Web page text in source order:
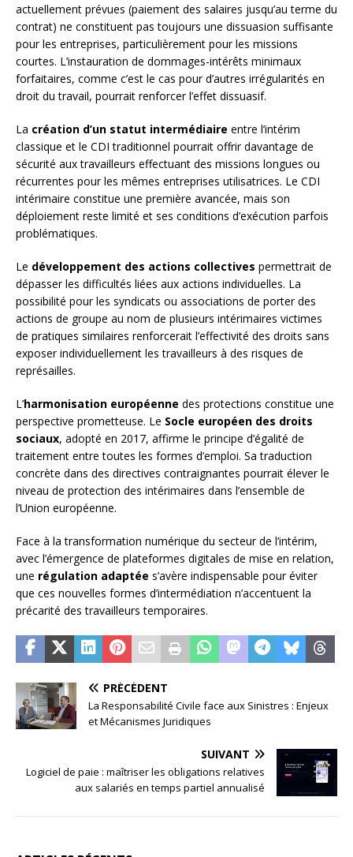
actuellement prévues (paiement des salaires jusqu’au terme du
contrat) ne constituent pas toujours une dissuasion suffisante
pour les entreprises, particulièrement pour les missions
courtes. L’instauration de dommages-intérêts minimaux
forfaitaires, comme c’est le cas pour d’autres irrégularités en
droit du travail, pourrait renforcer l’effet dissuasif.
La création d’un statut intermédiaire entre l’intérim
classique et le CDI traditionnel pourrait offrir davantage de
sécurité aux travailleurs effectuant des missions longues ou
récurrentes pour les mêmes entreprises utilisatrices. Le CDI
intérimaire constitue une première avancée, mais son
déploiement reste limité et ses conditions d’exécution parfois
problématiques.
Le développement des actions collectives permettrait de
dépasser les difficultés liées aux actions individuelles. La
possibilité pour les syndicats ou associations de porter des
actions de groupe au nom de plusieurs intérimaires victimes
de pratiques similaires renforcerait l’effectivité des droits sans
exposer individuellement les travailleurs à des risques de
représailles.
L’harmonisation européenne des protections constitue une
perspective prometteuse. Le Socle européen des droits
sociaux, adopté en 2017, affirme le principe d’égalité de
traitement entre toutes les formes d’emploi. Sa traduction
concrète dans des directives contraignantes pourrait élever le
niveau de protection des intérimaires dans l’ensemble de
l’Union européenne.
Face à la transformation numérique du secteur de l’intérim,
avec l’émergence de plateformes digitales de mise en relation,
une régulation adaptée s’avère indispensable pour éviter
que ces nouvelles formes d’intermédiation n’accentuent la
précarité des travailleurs temporaires.
PRÉCÉDENT
La Responsabilité Civile face aux Sinistres : Enjeux
et Mécanismes Juridiques
SUIVANT
Logiciel de paie : maîtriser les obligations relatives
aux salariés en temps partiel annualisé